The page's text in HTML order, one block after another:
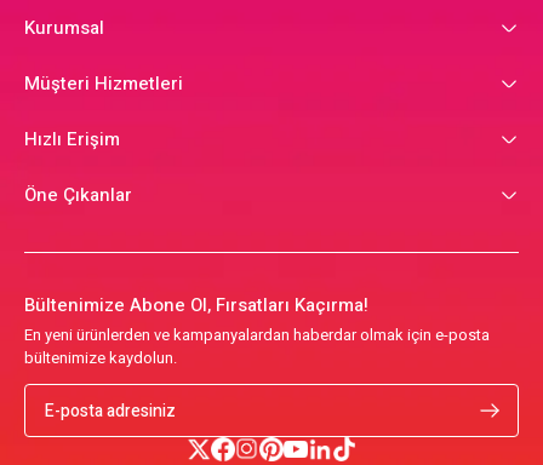
Kurumsal
Müşteri Hizmetleri
Hızlı Erişim
Öne Çıkanlar
Bültenimize Abone Ol, Fırsatları Kaçırma!
En yeni ürünlerden ve kampanyalardan haberdar olmak için e-posta
bültenimize kaydolun.